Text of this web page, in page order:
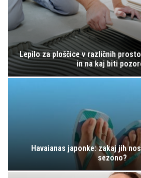
Lepilo za ploščice v različnih
in na kaj biti
Havaianas japonke: zakaj jih
sezono?